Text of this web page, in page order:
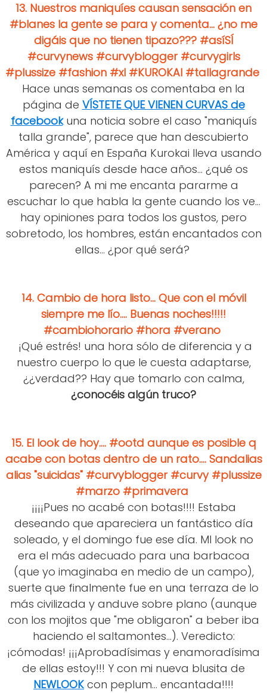
13. Nuestros maniquíes causan sensación en
#blanes la gente se para y comenta... ¿no me
digáis que no tienen tipazo??? #asíSÍ
#curvynews #curvyblogger #curvygirls
#plussize #fashion #xl #KUROKAI #tallagrande
Hace unas semanas os comentaba en la
página de VÍSTETE QUE VIENEN CURVAS de
facebookuna noticia sobre el caso "maniquís
talla grande", parece que han descubierto
América y aquí en España Kurokai lleva usando
estos maniquís desde hace años... ¿qué os
parecen? A mi me encanta pararme a
escuchar lo que habla la gente cuando los ve...
hay opiniones para todos los gustos, pero
sobretodo, los hombres, están encantados con
ellas... ¿por qué será?
14. Cambio de hora listo... Que con el móvil
siempre me lío.... Buenas noches!!!!!
#cambiohorario #hora #verano
¡Qué estrés! una hora sólo de diferencia y a
nuestro cuerpo lo que le cuesta adaptarse,
¿¿verdad?? Hay que tomarlo con calma,
¿conocéis algún truco?
15. El look de hoy.... #ootd aunque es posible q
acabe con botas dentro de un rato.... Sandalias
alias "suicidas" #curvyblogger #curvy #plussize
#marzo #primavera
¡¡¡¡Pues no acabé con botas!!!! Estaba
deseando que apareciera un fantástico día
soleado, y el domingo fue ese día. MI look no
era el más adecuado para una barbacoa
(que yo imaginaba en medio de un campo),
suerte que finalmente fue en una terraza de lo
más civilizada y anduve sobre plano (aunque
con los mojitos que "me obligaron" a beber iba
haciendo el saltamontes...). Veredicto:
¡cómodas! ¡¡¡Aprobadísimas y enamoradísima
de ellas estoy!!! Y con mi nueva blusita de
NEWLOOK con peplum... encantada!!!!